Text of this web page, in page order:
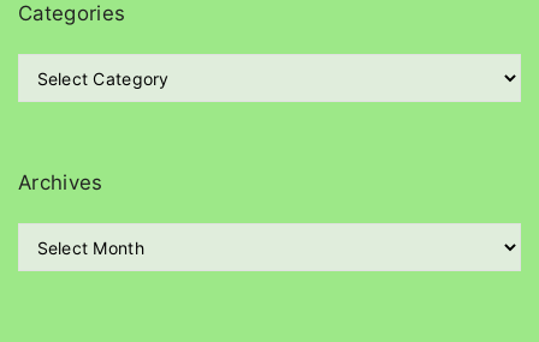
Categories
g
r
e
Archives
A